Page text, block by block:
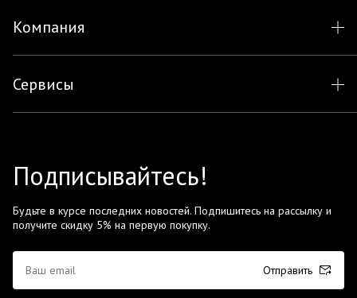
Компания
Сервисы
Подписывайтесь!
Будьте в курсе последних новостей. Подпишитесь на рассылку и
получите скидку 5% на первую покупку.
Отправить